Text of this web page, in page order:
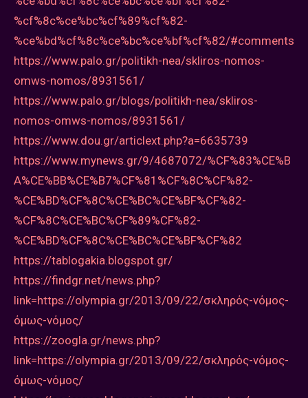
%cf%8c%ce%bc%cf%89%cf%82-
%ce%bd%cf%8c%ce%bc%ce%bf%cf%82/#comments
https://www.palo.gr/politikh-nea/skliros-nomos-
omws-nomos/8931561/
https://www.palo.gr/blogs/politikh-nea/skliros-
nomos-omws-nomos/8931561/
https://www.dou.gr/articlext.php?a=6635739
https://www.mynews.gr/9/4687072/%CF%83%CE%B
A%CE%BB%CE%B7%CF%81%CF%8C%CF%82-
%CE%BD%CF%8C%CE%BC%CE%BF%CF%82-
%CF%8C%CE%BC%CF%89%CF%82-
%CE%BD%CF%8C%CE%BC%CE%BF%CF%82
https://tablogakia.blogspot.gr/
https://findgr.net/news.php?
link=https://olympia.gr/2013/09/22/σκληρός-νόμος-
όμως-νόμος/
https://zoogla.gr/news.php?
link=https://olympia.gr/2013/09/22/σκληρός-νόμος-
όμως-νόμος/